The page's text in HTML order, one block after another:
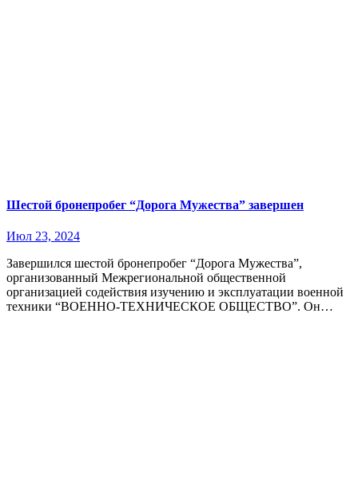
Шестой бронепробег “Дорога Мужества” завершен
Июл 23, 2024
Завершился шестой бронепробег “Дорога Мужества”,
организованный Межрегиональной общественной
организацией содействия изучению и эксплуатации военной
техники “ВОЕННО-ТЕХНИЧЕСКОЕ ОБЩЕСТВО”. Он…